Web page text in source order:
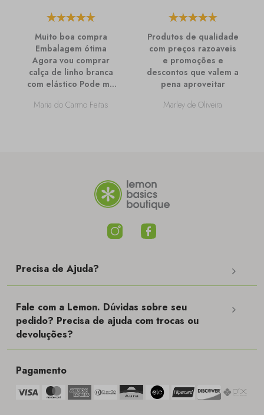
Muito boa compra
Embalagem ótima
Agora vou comprar
calça de linho branca
com elástico Pode me
informações sobre
Maria do Carmo Feitas
Produtos de qualidade
com preços razoaveis
e promoções e
descontos que valem a
pena aproveitar
Marley de Oliveira
Precisa de Ajuda?
Fale com a Lemon. Dúvidas sobre seu
pedido? Precisa de ajuda com trocas ou
devoluções?
Pagamento